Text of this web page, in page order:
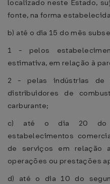
localizado neste Estado,
fonte, na forma
b) até o dia 15 do mês
1 - pelos
estimativa, em relação à
2 - pelas indústrias de
distribuidores de
carburante;
c) até o dia 20 do
estabelecimentos
de serviços em relação
operações ou prestações
d) até o dia 10 do